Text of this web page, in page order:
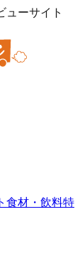
ューサイト
食材・飲料特